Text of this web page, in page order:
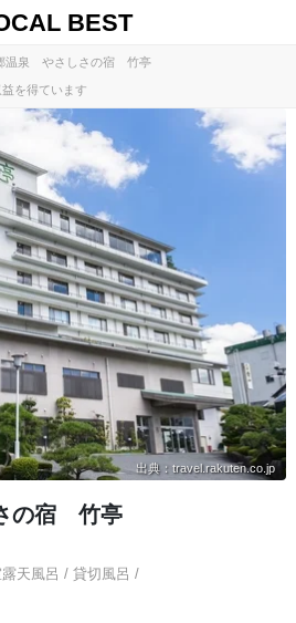
BEST
温泉 やさしさの宿 竹亭
を得ています
出典：travel.rakuten.co.jp
の宿 竹亭
天風呂 / 貸切風呂 /